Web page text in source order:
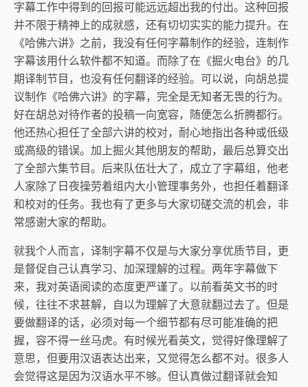
字幕工作中得到的回报可能远远超出我的付出。这种回报
并不限于精神上的成就感，还有切切实实的能力提升。在
《哈佛六讲》之前，我没有任何字幕制作的经验，连制作
字幕该用什么软件都不知道。而除了在《掘火电台》的几
期译制节目，也没有任何翻译的经验。可以说，向胡总提
议制作《哈佛六讲》的字幕，完全是无知者无畏的行为。
好在胡总对待作者的投稿一向宽容，随便怎么折腾都行。
他还热心担任了全部六讲的校对，耐心地指出各种或低级
或高级的错误。加上掘火其他朋友的帮助，最后总算交出
了全部六集节目。后来队伍壮大了，成立了字幕组，他老
人家除了日夜操劳着组内大小管理事务外，也担任着翻译
和校对的任务。我也有了更多与大家切磋交流的机会，非
常感谢大家的帮助。
就我个人而言，译制字幕不仅是与大家分享优质节目，更
是督促自己认真学习、加深理解的过程。两年字幕做下
来，我对英语阅读的态度更严谨了。以前看英文书的时
候，往往不求甚解，自以为理解了大意就翻过去了。但是
要做翻译的话，必须对每一个细节都有尽可能准确的把
握，容不得一丝马虎。有时候光看英文，觉得好像理解了
意思，但要用汉语表达出来，又觉得怎么都不对。很多人
会觉得这是因为汉语水平不够。但认真做过翻译就会知